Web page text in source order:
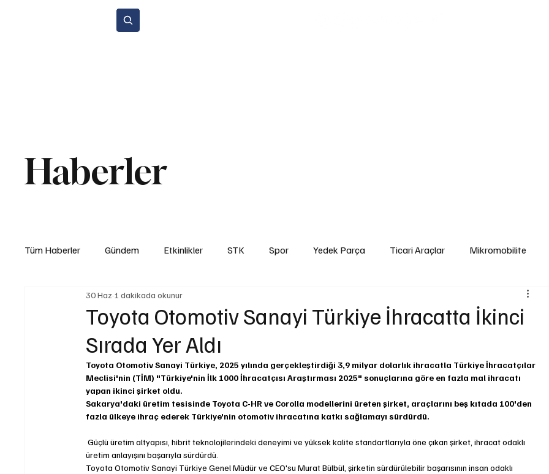
Haberler
Tüm Haberler Gündem Etkinlikler STK Spor Yedek Parça Ticari Araçlar Mikromobilite
Yasal Düzenlemeler Teknoloji ve İnovasyon
Yakıt ve Batarya Teknolojileri İş Makinaları
Sürdürülebilirlik
Toyota Otomotiv Sanayi Türkiye İhracatta İkinci
Sırada Yer Aldı
30 Haz 1 dakikada okunur
Toyota Otomotiv Sanayi Türkiye, 2025 yılında gerçekleştirdiği 3,9 milyar dolarlık ihracatla Türkiye İhracatçılar
Meclisi'nin (TİM) "Türkiye'nin İlk 1000 İhracatçısı Araştırması 2025" sonuçlarına göre en fazla mal ihracatı
yapan ikinci şirket oldu.
Sakarya'daki üretim tesisinde Toyota C-HR ve Corolla modellerini üreten şirket, araçlarını beş kıtada 100'den
fazla ülkeye ihraç ederek Türkiye'nin otomotiv ihracatına katkı sağlamayı sürdürdü.
Güçlü üretim altyapısı, hibrit teknolojilerindeki deneyimi ve yüksek kalite standartlarıyla öne çıkan şirket, ihracat odaklı
üretim anlayışını başarıyla sürdürdü.
Toyota Otomotiv Sanayi Türkiye Genel Müdür ve CEO'su Murat Bülbül, şirketin sürdürülebilir başarısının insan odaklı